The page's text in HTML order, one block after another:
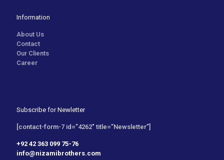
Information
About Us
Contact
Our Clients
Career
Subscribe for Newletter
[contact-form-7 id=”4262″ title=”Newsletter”]
+92 42 363 099 75-76
info@nizamibrothers.com